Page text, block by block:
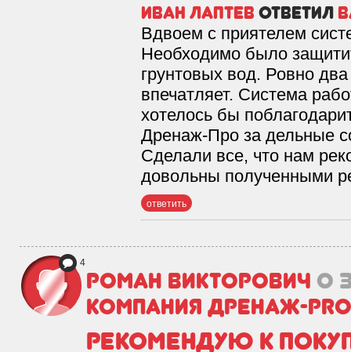
Иван Лаптев ответил
Вдвоем с приятелем
Необходимо было
грунтовых вод. Ровно
впечатляет. Система
хотелось бы
Дренаж-Про за дельные
Сделали все, что нам
довольны полученными
ответить
4
Роман Викторович о
Компания Дренаж-PRO
Рекомендую к